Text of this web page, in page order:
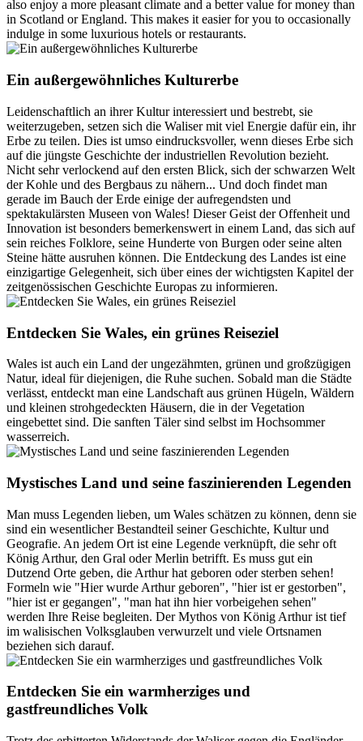
also enjoy a more pleasant climate and a better value for money than
in Scotland or England. This makes it easier for you to occasionally
indulge in some luxurious hotels or restaurants.
Ein außergewöhnliches Kulturerbe
Leidenschaftlich an ihrer Kultur interessiert und bestrebt, sie
weiterzugeben, setzen sich die Waliser mit viel Energie dafür ein, ihr
Erbe zu teilen. Dies ist umso eindrucksvoller, wenn dieses Erbe sich
auf die jüngste Geschichte der industriellen Revolution bezieht.
Nicht sehr verlockend auf den ersten Blick, sich der schwarzen Welt
der Kohle und des Bergbaus zu nähern... Und doch findet man
gerade im Bauch der Erde einige der aufregendsten und
spektakulärsten Museen von Wales! Dieser Geist der Offenheit und
Innovation ist besonders bemerkenswert in einem Land, das sich auf
sein reiches Folklore, seine Hunderte von Burgen oder seine alten
Steine hätte ausruhen können. Die Entdeckung des Landes ist eine
einzigartige Gelegenheit, sich über eines der wichtigsten Kapitel der
zeitgenössischen Geschichte Europas zu informieren.
Entdecken Sie Wales, ein grünes Reiseziel
Wales ist auch ein Land der ungezähmten, grünen und großzügigen
Natur, ideal für diejenigen, die Ruhe suchen. Sobald man die Städte
verlässt, entdeckt man eine Landschaft aus grünen Hügeln, Wäldern
und kleinen strohgedeckten Häusern, die in der Vegetation
eingebettet sind. Die sanften Täler sind selbst im Hochsommer
wasserreich.
Mystisches Land und seine faszinierenden Legenden
Man muss Legenden lieben, um Wales schätzen zu können, denn sie
sind ein wesentlicher Bestandteil seiner Geschichte, Kultur und
Geografie. An jedem Ort ist eine Legende verknüpft, die sehr oft
König Arthur, den Gral oder Merlin betrifft. Es muss gut ein
Dutzend Orte geben, die Arthur hat geboren oder sterben sehen!
Formeln wie "Hier wurde Arthur geboren", "hier ist er gestorben",
"hier ist er gegangen", "man hat ihn hier vorbeigehen sehen"
werden Ihre Reise begleiten. Der Mythos von König Arthur ist tief
im walisischen Volksglauben verwurzelt und viele Ortsnamen
beziehen sich darauf.
Entdecken Sie ein warmherziges und
gastfreundliches Volk